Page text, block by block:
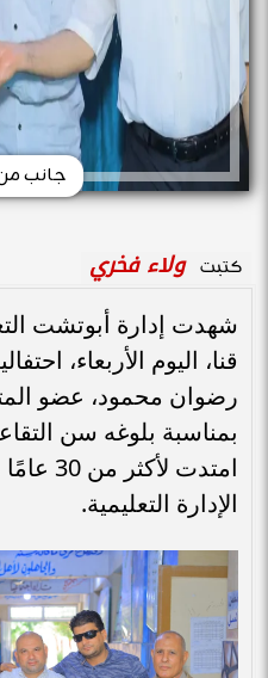
جانب
كتبت ولاء فخري
شهدت إدارة أبوتشت
قنا، اليوم الأربعاء،
رضوان محمود، عضو
بمناسبة بلوغه سن
امتدت
الإدارة التعليمية.